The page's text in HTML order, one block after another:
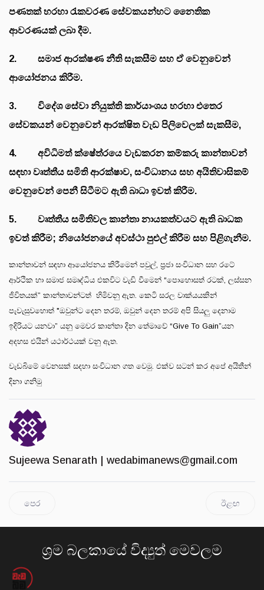
පණතක් හරහා රැකවරණ සේවකයන්හට නෛතික
ආවරණයක් ලබා දීම.
2. සමාජ ආරක්ෂණ නීති සැකසීම සහ ඒ වෙනුවෙන්
ආයෝජනය කිරීම.
3. විදේශ සේවා නියුක්ති කාර්යාංශය හරහා එතෙර
සේවකයන් වෙනුවෙන් ආරක්ෂිත වැඩ පිලිවෙලක් සැකසීම,
4. අවිධිමත් ක්ෂේත්රයෙ වැඩකරන කම්කරු කාන්තාවන්
සඳහා වෘත්තීය සමිති ආරක්ෂාව, සංවිධානය සහ අයිතිවාසිකම්
වෙනුවෙන් පෙනී සිටීමට ඇති බාධා ඉවත් කිරීම.
5. වෘත්තීය සමිතිවල කාන්තා නායකත්වයට ඇති බාධක
ඉවත් කිරීම; නියෝජනයේ අවස්ථා පුළුල් කිරීම සහ පිළිගැනීම.
කාන්තාවන් සඳහා ආයෝජනය කිරීමෙන් පවුල්, ප්‍රජා සංවිධාන සහ රටේ
ආර්ථික හා සමාජ සමෘද්ධිය එකවිට වැඩි වීමෙන් “පොහොසත් රටක්, ලස්සන
ජිවිතයක්” කාන්තාවන්ටත් හිමිවනු ඇත. කෙටි සරල වාක්යයකින්
පැවැසුවහොත් "ඔවුන්ට දෙන තරම්, ඔවුන් දෙන තරම් අපි සියලු දෙනාම
ඉදිරියට යනවා” යනු මෙවර කාන්තා දින තේමාවේ “Give To Gain”යන
අදහස එයින් යථාර්ථයක් වනු ඇත.
වැඩබිමේ වෙනසක් සදහා සංවිධාන ගත වෙමු. එක්ව සටන් කර අපේ අයිතීන්
දිනා ගනිමු
Sujeewa Senarath | wedabimanews@gmail.com
පෙර ඊළඟ
ශ්‍රම බලකායේ විද්‍යුත් මෙවලම